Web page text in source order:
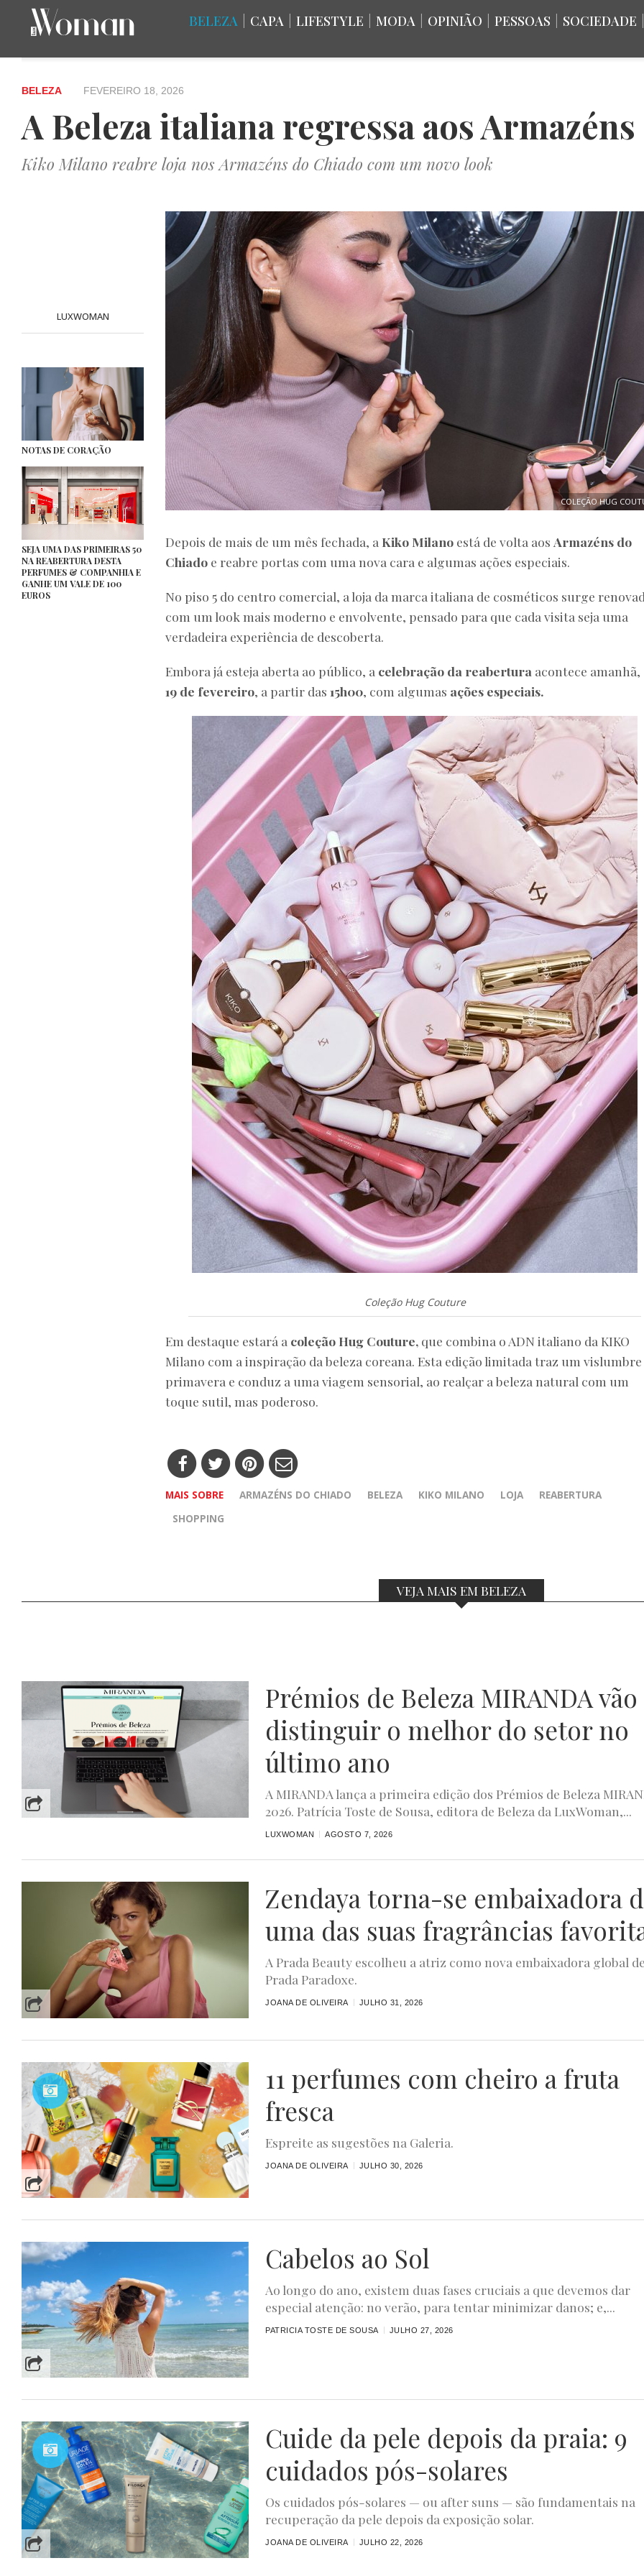
BELEZA CAPA LIFESTYLE MODA OPINIÃO PESSOAS SOCIEDADE
BELEZA FEVEREIRO 18, 2026
A Beleza italiana regressa aos
Kiko Milano reabre loja nos Armazéns do Chiado com um novo look
LUXWOMAN
NOTAS DE CORAÇÃO
SEJA UMA DAS PRIMEIRAS 50
NA REABERTURA DESTA
PERFUMES & COMPANHIA E
GANHE UM VALE DE 100
EUROS
COLEÇÃO HUG
Depois de mais de um mês fechada, a Kiko Milano está de volta aos Armazéns do
Chiado e reabre portas com uma nova cara e algumas ações especiais.
No piso 5 do centro comercial, a loja da marca italiana de cosméticos surge
com um look mais moderno e envolvente, pensado para que cada visita seja uma
verdadeira experiência de descoberta.
Embora já esteja aberta ao público, a celebração da reabertura acontece amanhã,
19 de fevereiro, a partir das 15h00, com algumas ações especiais.
Coleção Hug Couture
Em destaque estará a coleção Hug Couture, que combina o ADN italiano da KIKO
Milano com a inspiração da beleza coreana. Esta edição limitada traz um vislumbre
primavera e conduz a uma viagem sensorial, ao realçar a beleza natural com um
toque sutil, mas poderoso.
MAIS SOBRE ARMAZÉNS DO CHIADO BELEZA KIKO MILANO LOJA
REABERTURA
SHOPPING
VEJA MAIS EM BELEZA
Prémios de Beleza MIRANDA vão
distinguir o melhor do setor no
último ano
A MIRANDA lança a primeira edição dos Prémios de Beleza
2026. Patrícia Toste de Sousa, editora de Beleza da LuxWoman,...
LUXWOMAN AGOSTO 7, 2026
Zendaya torna-se embaixadora
uma das suas fragrâncias
A Prada Beauty escolheu a atriz como nova embaixadora global
Prada Paradoxe.
JOANA DE OLIVEIRA JULHO 31, 2026
11 perfumes com cheiro a fruta
fresca
Espreite as sugestões na Galeria.
JOANA DE OLIVEIRA JULHO 30, 2026
Cabelos ao Sol
Ao longo do ano, existem duas fases cruciais a que devemos dar
especial atenção: no verão, para tentar minimizar danos; e,...
PATRICIA TOSTE DE SOUSA JULHO 27, 2026
Cuide da pele depois da praia: 9
cuidados pós-solares
Os cuidados pós-solares — ou after suns — são fundamentais na
recuperação da pele depois da exposição solar.
JOANA DE OLIVEIRA JULHO 22, 2026